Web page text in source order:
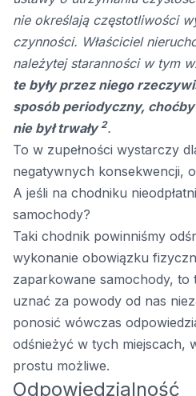
nie określają częstotliwości
czynności. Właściciel
należytej staranności w tym
te były przez niego
sposób periodyczny,
nie był trwały2.
To w zupełności wystarczy
negatywnych konsekwencji,
A jeśli na chodniku
samochody?
Taki chodnik powinniśmy
wykonanie obowiązku
zaparkowane samochody,
uznać za powody od nas
ponosić wówczas
odśnieżyć w tych miejscach,
prostu możliwe.
Odpowiedzialność